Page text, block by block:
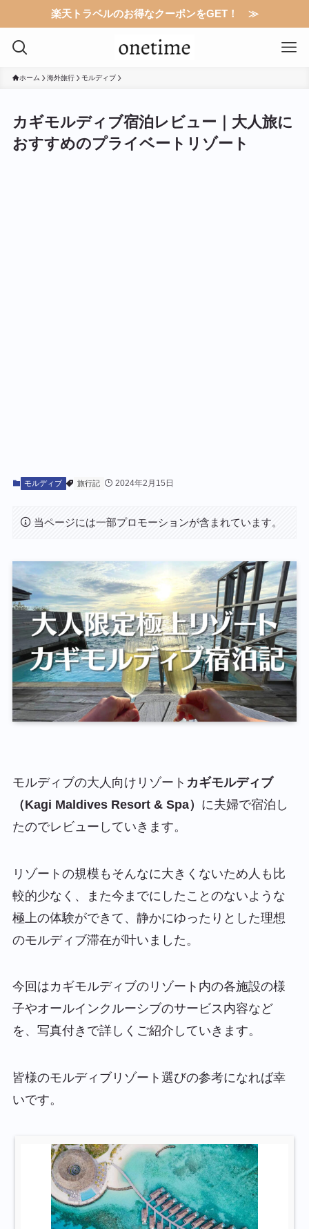
楽天トラベルのお得なクーポンをGET！ ≫
ホーム 海外旅行 モルディブ
カギモルディブ宿泊レビュー｜大人旅に
おすすめのプライベートリゾート
モルディブ 旅行記 2024年2月15日
当ページには一部プロモーションが含まれています。
モルディブの大人向けリゾート カギモルディブ
（Kagi Maldives Resort & Spa） に夫婦で宿泊し
たのでレビューしていきます。
リゾートの規模もそんなに大きくないため人も比
較的少なく、また今までにしたことのないような
極上の体験ができて、静かにゆったりとした理想
のモルディブ滞在が叶いました。
今回はカギモルディブのリゾート内の各施設の様
子やオールインクルーシブのサービス内容など
を、写真付きで詳しくご紹介していきます。
皆様のモルディブリゾート選びの参考になれば幸
いです。